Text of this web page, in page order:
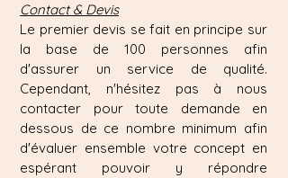
Contact & Devis
Le premier devis se fait en principe sur
la base de 100 personnes afin
d'assurer un service de qualité.
Cependant, n'hésitez pas à nous
contacter pour toute demande en
dessous de ce nombre minimum afin
d'évaluer ensemble votre concept en
espérant pouvoir y répondre